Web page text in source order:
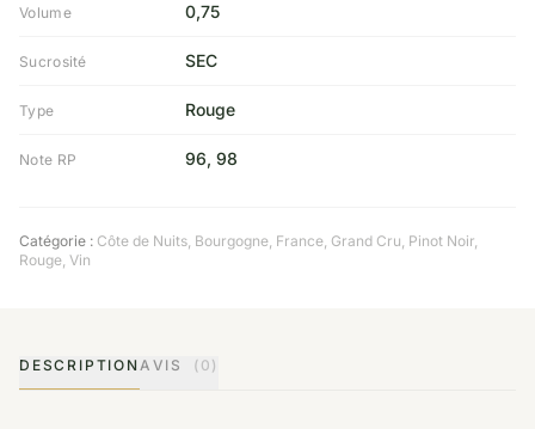
Volume 0,75
Sucrosité SEC
Type Rouge
Note RP 96, 98
Catégorie : Côte de Nuits, Bourgogne, France, Grand Cru, Pinot Noir,
Rouge, Vin
DESCRIPTION AVIS (0)